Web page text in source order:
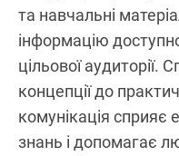
та навчальні
інформацію
цільової аудиторії.
концепції до
комунікація
знань і допомагає